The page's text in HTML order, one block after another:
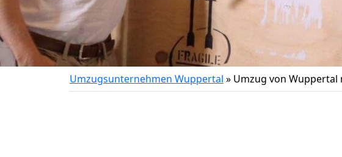
Umzugsunternehmen Wuppertal » Umzug von